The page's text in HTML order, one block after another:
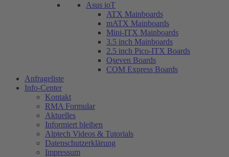
Asus ioT
ATX Mainboards
mATX Mainboards
Mini-ITX Mainboards
3.5 inch Mainboards
2.5 inch Pico-ITX Boards
Qseven Boards
COM Express Boards
Anfrageliste
Info-Center
Kontakt
RMA Formular
Aktuelles
Informiert bleiben
Alptech Videos & Tutorials
Datenschutzerklärung
Impressum